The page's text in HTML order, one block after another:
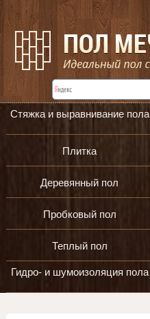
Стяжка и выравнивание пола
Плитка
Деревянный пол
Пробковый пол
Теплый пол
Гидро- и шумоизоляция пола